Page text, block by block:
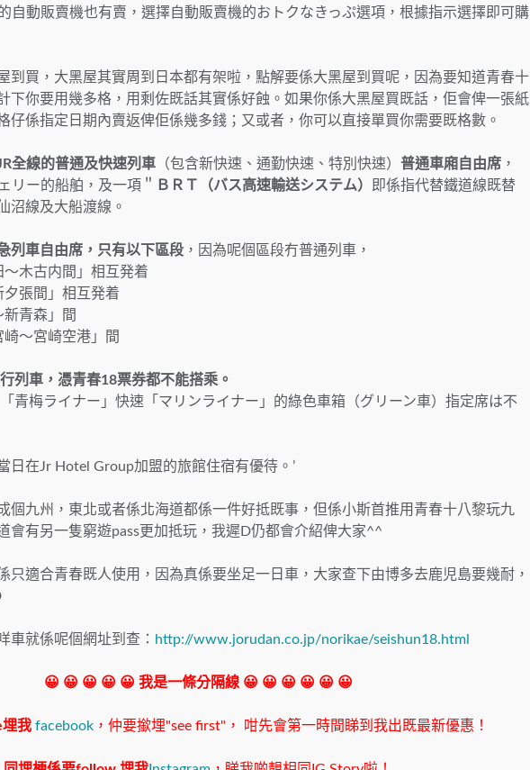
自動販賣機也有賣，選擇自動販賣機的おトクなきっぷ選項，根據指示選擇即可購
到買，大黑屋其實周到日本都有架啦，點解要係大黑屋到買呢，因為要知道青春十
下你要用幾多格，用剩佐既話其實係好蝕。如果你係大黑屋買既話，佢會俾一張紙
仔係指定日期內賣返俾佢係幾多錢；又或者，你可以直接單買你需要既格數。
全線的普通及快速列車 （包含新快速、通勤快速、特別快速） 普通車廂自由席 ，
リー的船舶，及一項＂
ＢＲＴ（バス高速輸送システム） 即係指代替鐵道線既替
沼線及大船渡線。
列車自由席，只有以下區段 ，因為呢個區段冇普通列車，
木古内間」相互発着
張間」相互発着
青森」間
～宮崎空港」間
列車，憑青春18票券都不能搭乘。
青梅ライナー」快速「マリンライナー」的綠色車箱（グリーン車）指定席は不
日在Jr Hotel Group加盟的旅館住宿有優待。’
個九州，東北或者係北海道都係一件好抵既事，但係小斯首推用青春十八黎玩九
會有另一隻窮遊pass更加抵玩，我遲D仍都會介紹俾大家^^
只適合青春既人使用，因為真係要坐足一日車，大家查下由博多去鹿児島要幾耐，
車就係呢個網址到查： http://www.jorudan.co.jp/norikae/seishun18.html
😀 😀 😀 😀 😀 我是一條分隔線 😀 😀 😀 😀 😀 😀
我 facebook ，仲要撳埋"see first"， 咁先會第一時間睇到我出既最新優惠！